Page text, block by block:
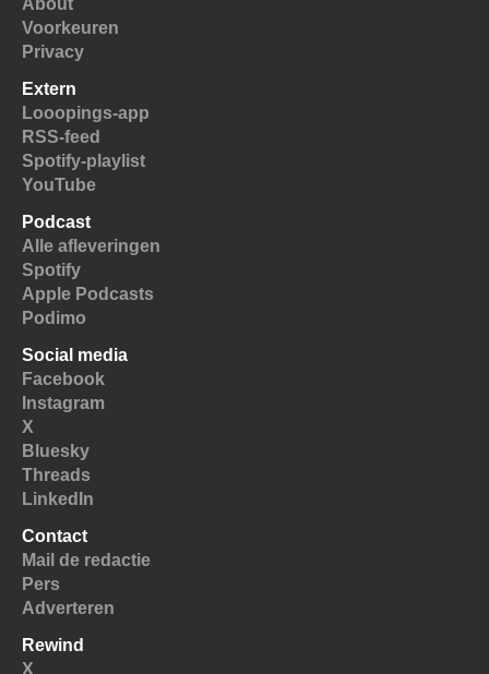
Voorkeuren
Privacy
Extern
Looopings-app
RSS-feed
Spotify-playlist
YouTube
Podcast
Alle afleveringen
Spotify
Apple Podcasts
Podimo
Social media
Facebook
Instagram
X
Bluesky
Threads
LinkedIn
Contact
Mail de redactie
Pers
Adverteren
Rewind
X